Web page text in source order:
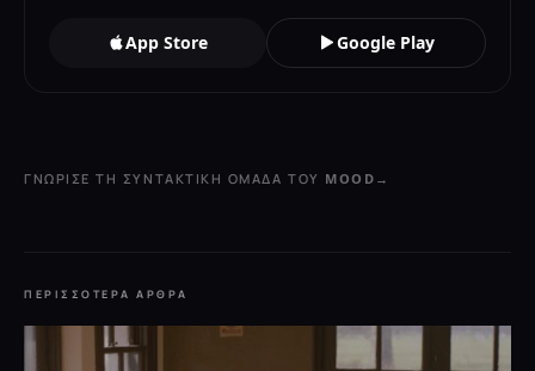
App Store Google Play
ΓΝΏΡΙΣΕ ΤΗ ΣΥΝΤΑΚΤΙΚΉ ΟΜΆΔΑ ΤΟΥ MOOD →
ΠΕΡΙΣΣΌΤΕΡΑ ΆΡΘΡΑ